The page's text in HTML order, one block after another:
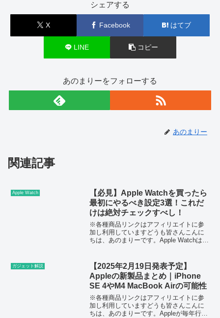
シェアする
X Facebook はてブ
LINE コピー
あのまりーをフォローする
あのまりー
関連記事
Apple Watch
【必見】Apple Watchを買ったら
最初にやるべき設定3選！これだ
けは絶対チェックすべし！
※各種商品リンクはアフィリエイトに参
加し利用していますどうも皆さんこんに
ちは、あのまりーです。Apple Watchは、
トウォッチです。ですが、デフォルトの
状態のままだ...
ガジェット解説
【2025年2月19日発表予定】
Appleの新製品まとめ｜iPhone
SE 4やM4 MacBook Airの可能性
※各種商品リンクはアフィリエイトに参
加し利用していますどうも皆さんこんに
ちは、あのまりーです。Appleが毎年行う